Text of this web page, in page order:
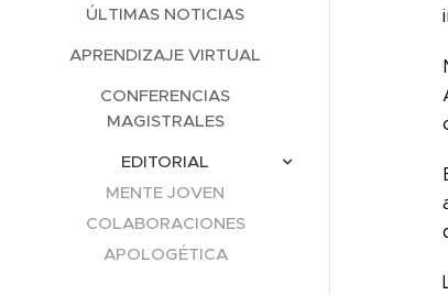
ÚLTIMAS NOTICIAS
APRENDIZAJE VIRTUAL
CONFERENCIAS
MAGISTRALES
EDITORIAL
MENTE JOVEN
COLABORACIONES
APOLOGÉTICA